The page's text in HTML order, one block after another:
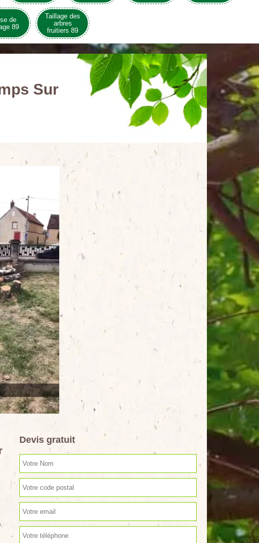
de
89
Taillage des
arbres
fruitiers 89
Sur
Devis gratuit